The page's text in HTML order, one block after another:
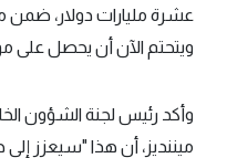
ويتحتم الآن أن يحصل على
وأكد رئيس لجنة الشؤون
ميننديز، أن هذا "سيعزز إلى